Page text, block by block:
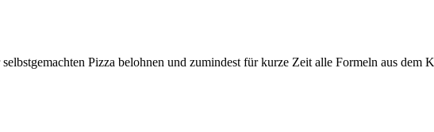
Pizza belohnen und zumindest für kurze Zeit alle Formeln aus